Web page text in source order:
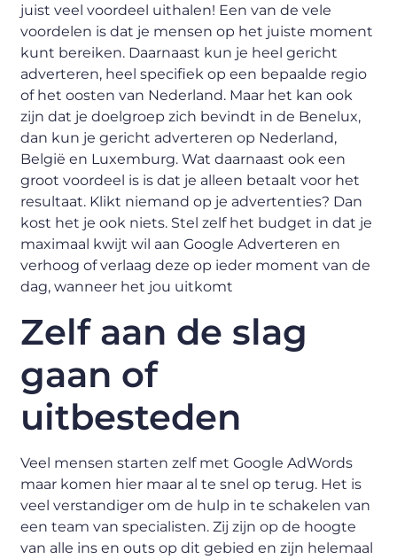
juist veel voordeel uithalen! Een van de vele
voordelen is dat je mensen op het juiste moment
kunt bereiken. Daarnaast kun je heel gericht
adverteren, heel specifiek op een bepaalde regio
of het oosten van Nederland. Maar het kan ook
zijn dat je doelgroep zich bevindt in de Benelux,
dan kun je gericht adverteren op Nederland,
België en Luxemburg. Wat daarnaast ook een
groot voordeel is is dat je alleen betaalt voor het
resultaat. Klikt niemand op je advertenties? Dan
kost het je ook niets. Stel zelf het budget in dat je
maximaal kwijt wil aan Google Adverteren en
verhoog of verlaag deze op ieder moment van de
dag, wanneer het jou uitkomt
Zelf aan de slag
gaan of
uitbesteden
Veel mensen starten zelf met Google AdWords
maar komen hier maar al te snel op terug. Het is
veel verstandiger om de hulp in te schakelen van
een team van specialisten. Zij zijn op de hoogte
van alle ins en outs op dit gebied en zijn helemaal